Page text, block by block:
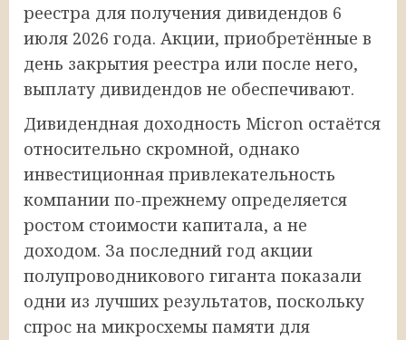
реестра для получения дивидендов 6
июля 2026 года. Акции, приобретённые в
день закрытия реестра или после него,
выплату дивидендов не обеспечивают.
Дивидендная доходность Micron остаётся
относительно скромной, однако
инвестиционная привлекательность
компании по-прежнему определяется
ростом стоимости капитала, а не
доходом. За последний год акции
полупроводникового гиганта показали
одни из лучших результатов, поскольку
спрос на микросхемы памяти для